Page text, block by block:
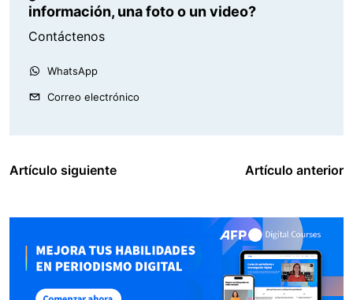
información, una foto o un video?
Contáctenos
WhatsApp
Correo electrónico
Artículo siguiente Artículo anterior